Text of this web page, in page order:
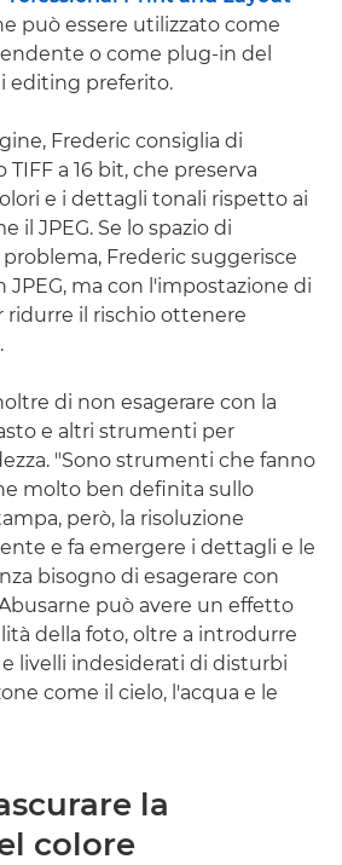
può essere utilizzato come
o come plug-in del
editing preferito.
Frederic consiglia di
a 16 bit, che preserva
e i dettagli tonali rispetto ai
il JPEG. Se lo spazio di
Frederic suggerisce
JPEG, ma con l'impostazione di
ridurre il rischio ottenere
di non esagerare con la
e altri strumenti per
"Sono strumenti che fanno
molto ben definita sullo
però, la risoluzione
e fa emergere i dettagli e le
bisogno di esagerare con
può avere un effetto
della foto, oltre a introdurre
livelli indesiderati di disturbi
come il cielo, l'acqua e le
la
colore